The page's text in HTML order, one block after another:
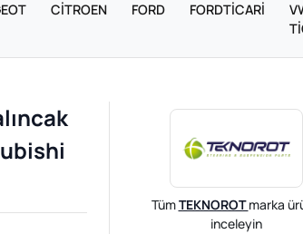
CİTROEN FORD FORDTİCARİ
TümTEKNOROTmarka
inceleyin